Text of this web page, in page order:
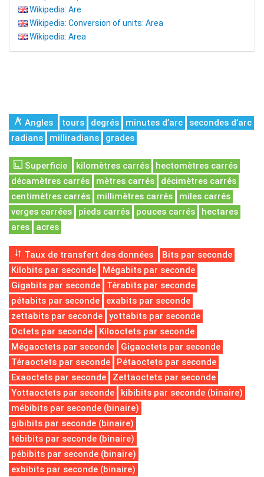
Wikipedia: Are
Wikipedia: Conversion of units: Area
Wikipedia: Area
Angles tours degrés minutes d’arc
secondes d’arc
radians
milliradians grades
Superficie kilomètres carrés
hectomètres carrés
décamètres carrés
mètres carrés
décimètres carrés
centimètres carrés
millimètres carrés
miles carrés
verges carrées
pieds carrés pouces carrés
hectares
ares
acres
Taux de transfert des données
Bits par seconde
Kilobits par seconde
Mégabits par seconde
Gigabits par seconde
Térabits par seconde
pétabits par seconde
exabits par seconde
zettabits par seconde
yottabits par seconde
Octets par seconde
Kilooctets par seconde
Mégaoctets par seconde
Gigaoctets par seconde
Téraoctets par seconde
Pétaoctets par seconde
Exaoctets par seconde
Zettaoctets par seconde
Yottaoctets par seconde
kibibits par seconde (binaire)
mébibits par seconde (binaire)
gibibits par seconde (binaire)
tébibits par seconde (binaire)
pébibits par seconde (binaire)
exbibits par seconde (binaire)